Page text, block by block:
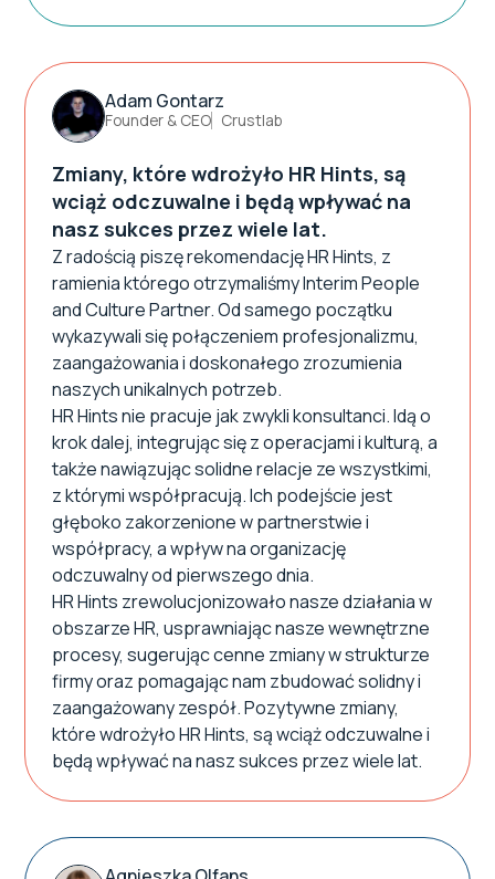
Adam Gontarz
Founder & CEO Crustlab
Zmiany, które wdrożyło HR Hints, są
wciąż odczuwalne i będą wpływać na
nasz sukces przez wiele lat.
Z radością piszę rekomendację HR Hints, z
ramienia którego otrzymaliśmy Interim People
and Culture Partner. Od samego początku
wykazywali się połączeniem profesjonalizmu,
zaangażowania i doskonałego zrozumienia
naszych unikalnych potrzeb.
HR Hints nie pracuje jak zwykli konsultanci. Idą o
krok dalej, integrując się z operacjami i kulturą, a
także nawiązując solidne relacje ze wszystkimi,
z którymi współpracują. Ich podejście jest
głęboko zakorzenione w partnerstwie i
współpracy, a wpływ na organizację
odczuwalny od pierwszego dnia.
HR Hints zrewolucjonizowało nasze działania w
obszarze HR, usprawniając nasze wewnętrzne
procesy, sugerując cenne zmiany w strukturze
firmy oraz pomagając nam zbudować solidny i
zaangażowany zespół. Pozytywne zmiany,
które wdrożyło HR Hints, są wciąż odczuwalne i
będą wpływać na nasz sukces przez wiele lat.